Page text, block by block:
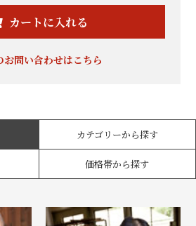
カートに入れる
お問い合わせはこちら
カテゴリーから探す
価格帯から探す